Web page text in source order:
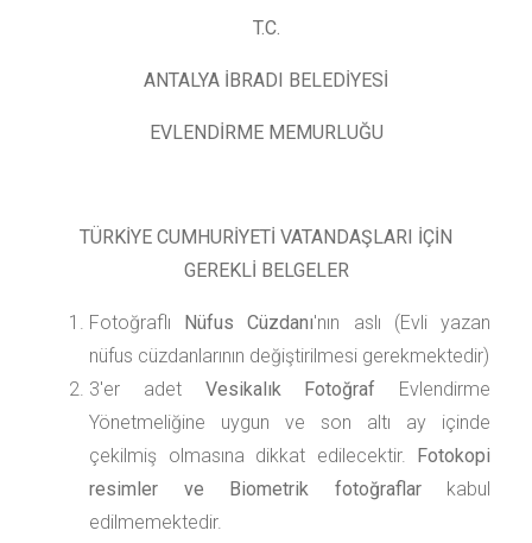
T.C.
ANTALYA İBRADI BELEDİYESİ
EVLENDİRME MEMURLUĞU
TÜRKİYE CUMHURİYETİ VATANDAŞLARI İÇİN
GEREKLİ BELGELER
Fotoğraflı Nüfus Cüzdanı'nın aslı (Evli yazan
nüfus cüzdanlarının değiştirilmesi gerekmektedir)
3'er adet Vesikalık Fotoğraf Evlendirme
Yönetmeliğine uygun ve son altı ay içinde
çekilmiş olmasına dikkat edilecektir. Fotokopi
resimler ve Biometrik fotoğraflarkabul
edilmemektedir.